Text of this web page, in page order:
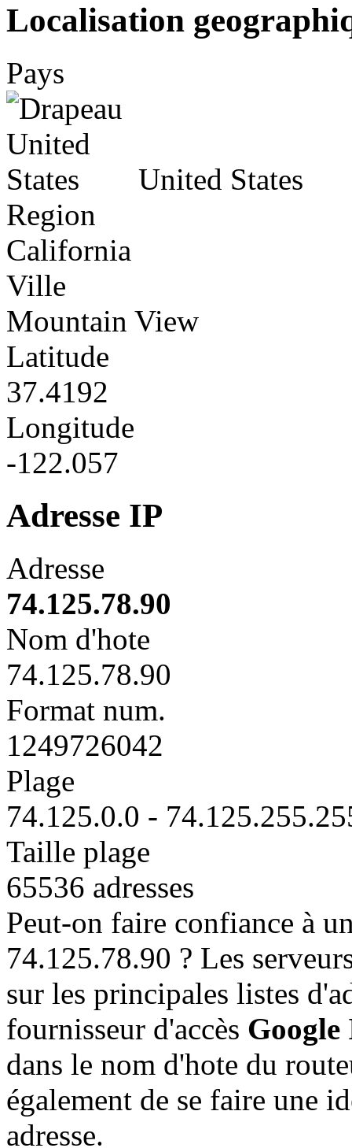
Localisation
Pays
United States
Region
California
Ville
Mountain View
Latitude
37.4192
Longitude
-122.057
Adresse IP
Adresse
74.125.78.90
Nom d'hote
74.125.78.90
Format num.
1249726042
Plage
74.125.0.0 -
Taille plage
65536 adresses
Peut-on faire confiance à
74.125.78.90 ? Les
sur les principales listes
fournisseur d'accès Google
dans le nom d'hote du
également de se faire une
adresse.